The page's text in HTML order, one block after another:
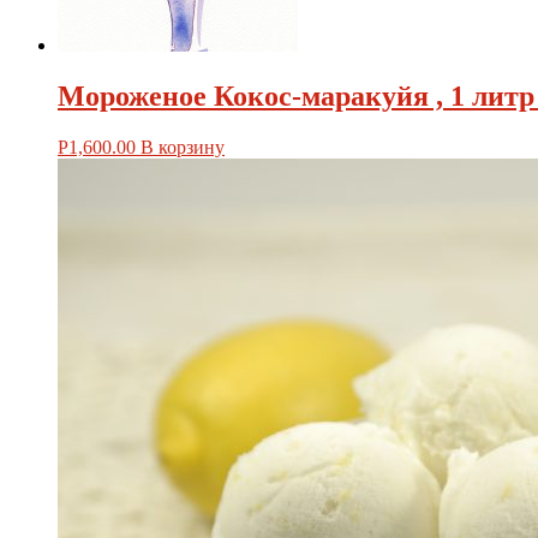
Мороженое Кокос-маракуйя , 1
Р1,600.00 В корзину